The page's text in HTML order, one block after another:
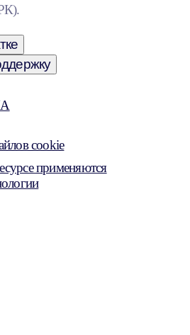
cookie
применяются